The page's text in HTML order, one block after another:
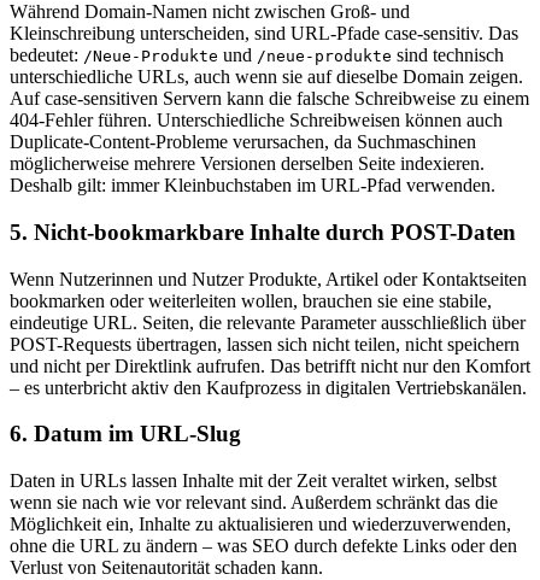
Während Domain-Namen nicht zwischen Groß- und
Kleinschreibung unterscheiden, sind URL-Pfade case-sensitiv. Das
bedeutet: /Neue-Produkte und /neue-produkte sind technisch
unterschiedliche URLs, auch wenn sie auf dieselbe Domain zeigen.
Auf case-sensitiven Servern kann die falsche Schreibweise zu einem
404-Fehler führen. Unterschiedliche Schreibweisen können auch
Duplicate-Content-Probleme verursachen, da Suchmaschinen
möglicherweise mehrere Versionen derselben Seite indexieren.
Deshalb gilt: immer Kleinbuchstaben im URL-Pfad verwenden.
5. Nicht-bookmarkbare Inhalte durch POST-Daten
Wenn Nutzerinnen und Nutzer Produkte, Artikel oder Kontaktseiten
bookmarken oder weiterleiten wollen, brauchen sie eine stabile,
eindeutige URL. Seiten, die relevante Parameter ausschließlich über
POST-Requests übertragen, lassen sich nicht teilen, nicht speichern
und nicht per Direktlink aufrufen. Das betrifft nicht nur den Komfort
– es unterbricht aktiv den Kaufprozess in digitalen Vertriebskanälen.
6. Datum im URL-Slug
Daten in URLs lassen Inhalte mit der Zeit veraltet wirken, selbst
wenn sie nach wie vor relevant sind. Außerdem schränkt das die
Möglichkeit ein, Inhalte zu aktualisieren und wiederzuverwenden,
ohne die URL zu ändern – was SEO durch defekte Links oder den
Verlust von Seitenautorität schaden kann.